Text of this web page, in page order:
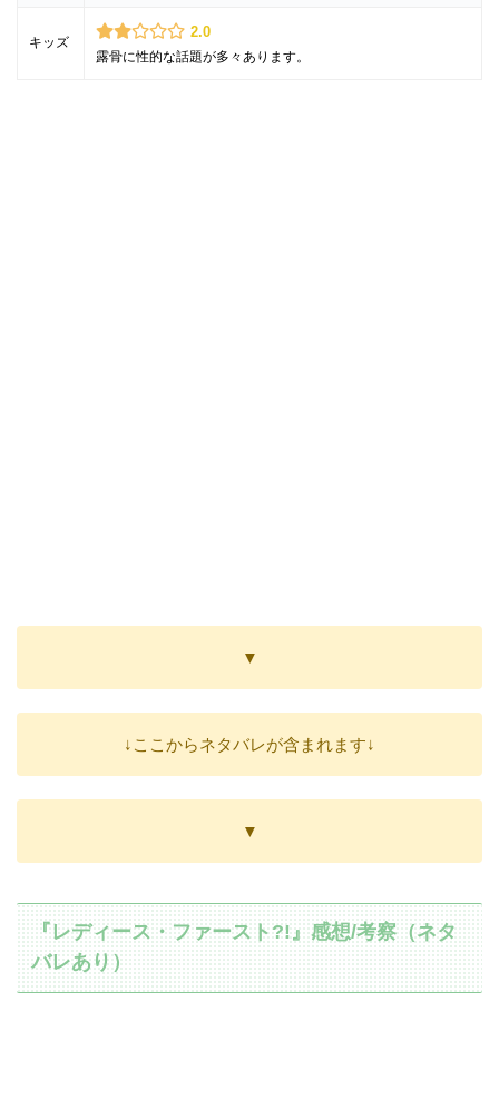
キッズ
2.0
露骨に性的な話題が多々あります。
▼
↓ここからネタバレが含まれます↓
▼
『レディース・ファースト?!』感想/考察（ネタ
バレあり）